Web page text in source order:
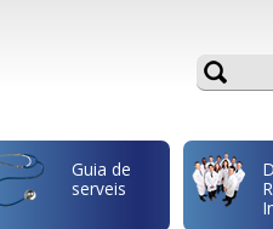
Guia de
serveis